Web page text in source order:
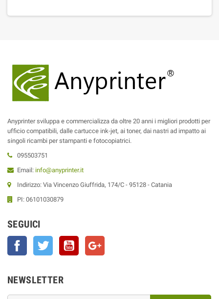
Anyprinter sviluppa e commercializza da oltre 20 anni i migliori prodotti per
ufficio compatibili, dalle cartucce ink-jet, ai toner, dai nastri ad impatto ai
singoli ricambi per stampanti e fotocopiatrici.
095503751
Email: info@anyprinter.it
Indirizzo: Via Vincenzo Giuffrida, 174/C - 95128 - Catania
PI: 06101030879
SEGUICI
Facebook Twitter YouTube
NEWSLETTER